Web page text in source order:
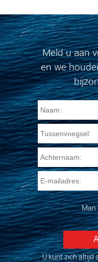
Meld u aan
en we
Man
U kunt zich altijd